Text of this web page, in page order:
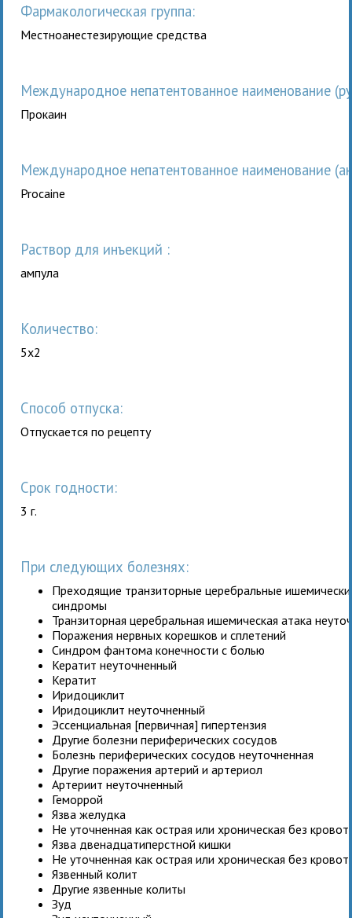
Фармакологическая группа:
Местноанестезирующие средства
Международное непатентованное наименование
Прокаин
Международное непатентованное наименование
Procaine
раствор для инъекций :
ампула
Количество:
5x2
Способ отпуска:
Отпускается по рецепту
Срок годности:
3 г.
При следующих болезнях:
Преходящие транзиторные церебральные
синдромы
Транзиторная церебральная ишемическая атака
Поражения нервных корешков и сплетений
Синдром фантома конечности с болью
Кератит неуточненный
Кератит
Иридоциклит
Иридоциклит неуточненный
Эссенциальная [первичная] гипертензия
Другие болезни периферических сосудов
Болезнь периферических сосудов неуточненная
Другие поражения артерий и артериол
Артериит неуточненный
Геморрой
Язва желудка
Не уточненная как острая или хроническая без
Язва двенадцатиперстной кишки
Не уточненная как острая или хроническая без
Язвенный колит
Другие язвенные колиты
Зуд